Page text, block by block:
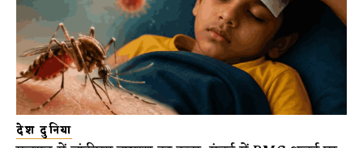
देश दुनिया